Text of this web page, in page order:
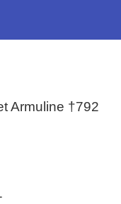
Armuline †792